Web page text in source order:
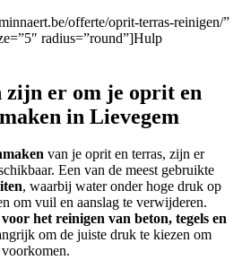
offerte/oprit-terras-reinigen/”
radius=”round”]Hulp
zijn er om je oprit en
in Lievegem
van je oprit en terras, zijn er
Een van de meest gebruikte
, waarbij water onder hoge druk op
om vuil en aanslag te verwijderen.
het reinigen van beton, tegels en
om de juiste druk te kiezen om
voorkomen.